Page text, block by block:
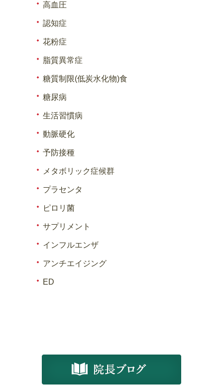
高血圧
認知症
花粉症
脂質異常症
糖質制限(低炭水化物)食
糖尿病
生活習慣病
動脈硬化
予防接種
メタボリック症候群
プラセンタ
ピロリ菌
サプリメント
インフルエンザ
アンチエイジング
ED